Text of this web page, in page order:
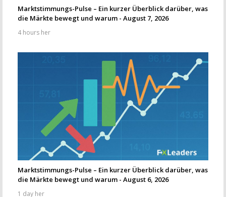
Marktstimmungs-Pulse – Ein kurzer Überblick darüber, was
die Märkte bewegt und warum - August 7, 2026
4 hours her
Marktstimmungs-Pulse – Ein kurzer Überblick darüber, was
die Märkte bewegt und warum - August 6, 2026
1 day her